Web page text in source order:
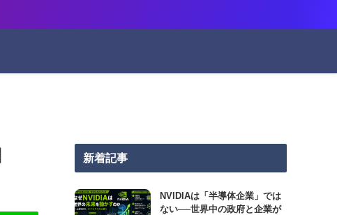
新着記事
NVIDIAは「半導体企業」では
ない──世界中の政府と企業が